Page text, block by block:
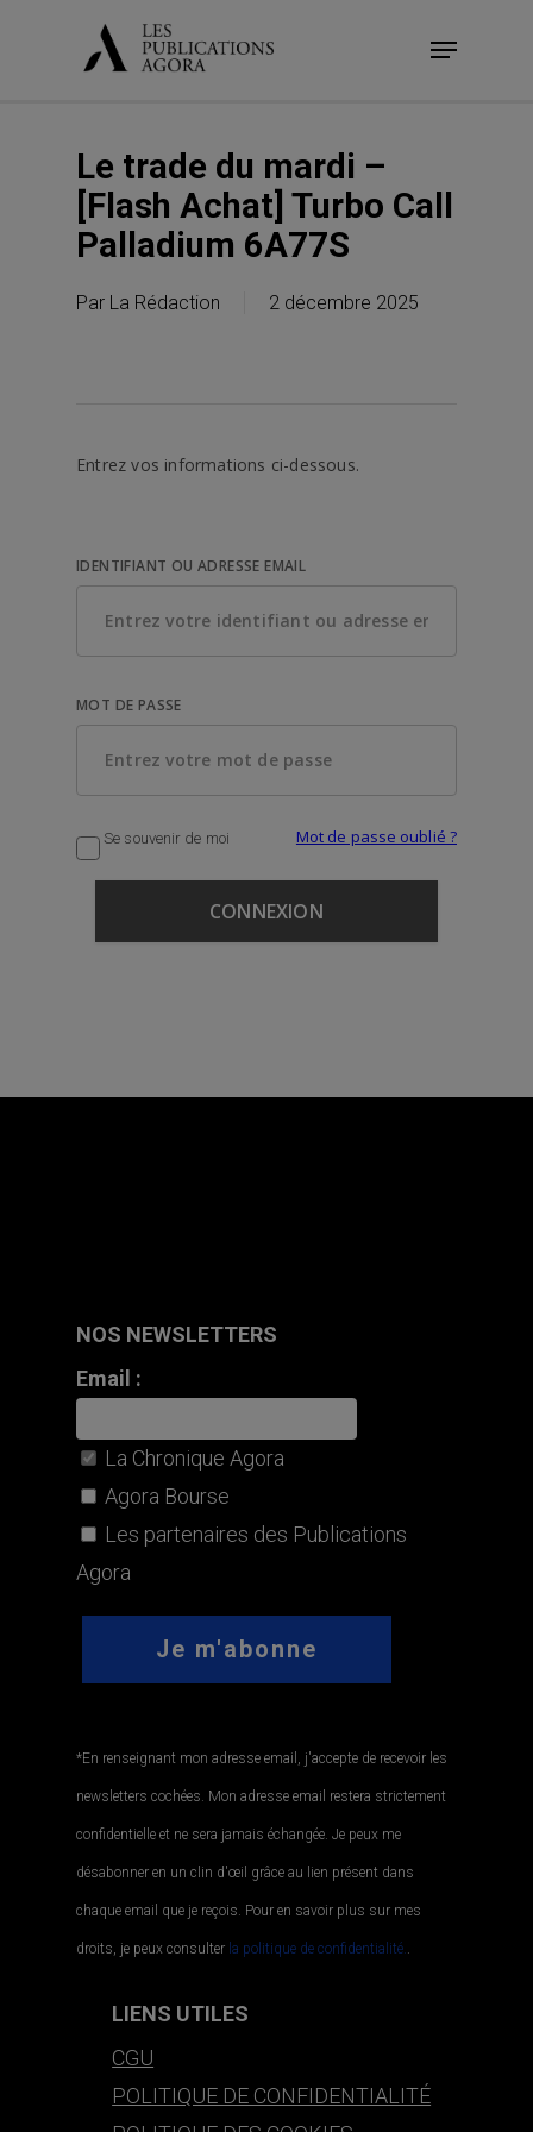
Menu
Le trade du mardi –
[Flash Achat] Turbo Call
Palladium 6A77S
Par La Rédaction 2 décembre 2025
Entrez vos informations ci-dessous.
IDENTIFIANT OU ADRESSE EMAIL
MOT DE PASSE
Se souvenir de moi Mot de passe oublié ?
NOS NEWSLETTERS
Email :
La Chronique Agora
Agora Bourse
Les partenaires des Publications
Agora
*En renseignant mon adresse email, j'accepte de recevoir les
newsletters cochées. Mon adresse email restera strictement
confidentielle et ne sera jamais échangée. Je peux me
désabonner en un clin d'œil grâce au lien présent dans
chaque email que je reçois. Pour en savoir plus sur mes
droits, je peux consulter la politique de confidentialité..
LIENS UTILES
CGU
POLITIQUE DE CONFIDENTIALITÉ